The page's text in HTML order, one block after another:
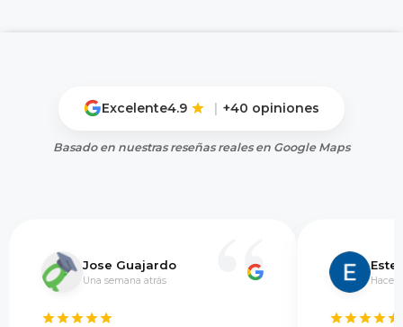
Excelente4.9 | +40 opiniones
Basado en nuestras reseñas reales en Google Maps
Jose Guajardo
Una semana atrás Hace